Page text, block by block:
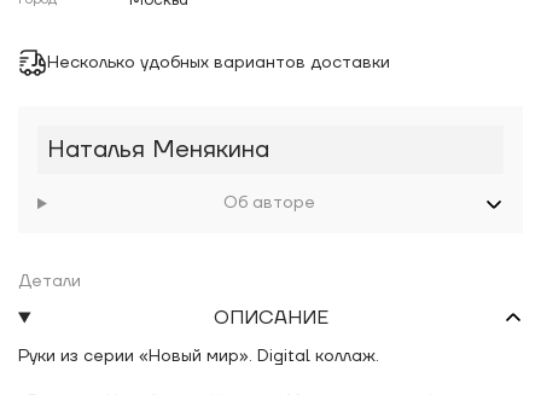
Несколько удобных вариантов доставки
Наталья Менякина
Об авторе
Детали
ОПИСАНИЕ
Руки из серии «Новый мир». Digital коллаж.